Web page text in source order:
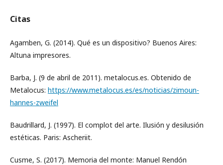
Citas
Agamben, G. (2014). Qué es un dispositivo? Buenos Aires:
Altuna impresores.
Barba, J. (9 de abril de 2011). metalocus.es. Obtenido de
Metalocus: https://www.metalocus.es/es/noticias/zimoun-
hannes-zweifel
Baudrillard, J. (1997). El complot del arte. Ilusión y desilusión
estéticas. Paris: Ascheriit.
Cusme, S. (2017). Memoria del monte: Manuel Rendón